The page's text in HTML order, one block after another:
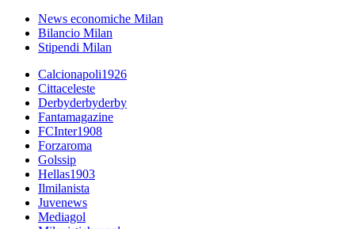
News economiche Milan
Bilancio Milan
Stipendi Milan
Calcionapoli1926
Cittaceleste
Derbyderbyderby
Fantamagazine
FCInter1908
Forzaroma
Golssip
Hellas1903
Ilmilanista
Juvenews
Mediagol